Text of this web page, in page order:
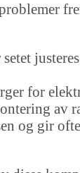
for
av
og gir